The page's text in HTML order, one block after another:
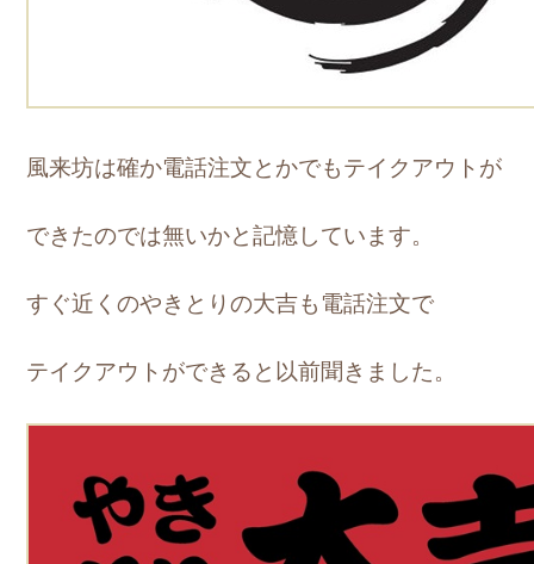
風来坊は確か電話注文とかでもテイクアウトが
できたのでは無いかと記憶しています。
すぐ近くのやきとりの大吉も電話注文で
テイクアウトができると以前聞きました。